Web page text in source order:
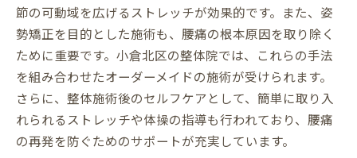
節の可動域を広げるストレッチが効果的です。また、姿
勢矯正を目的とした施術も、腰痛の根本原因を取り除く
ために重要です。小倉北区の整体院では、これらの手法
を組み合わせたオーダーメイドの施術が受けられます。
さらに、整体施術後のセルフケアとして、簡単に取り入
れられるストレッチや体操の指導も行われており、腰痛
の再発を防ぐためのサポートが充実しています。